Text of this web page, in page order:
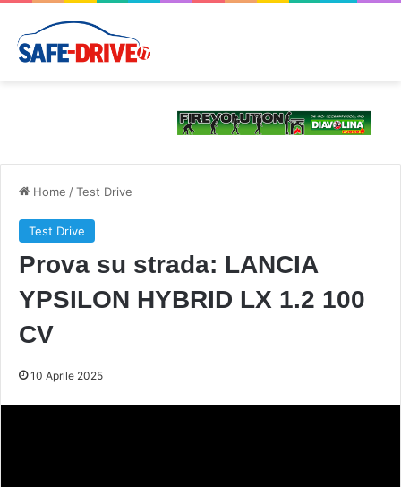
Home /Test Drive
Test Drive
Prova su strada: LANCIA
YPSILON HYBRID LX 1.2 100
CV
10 Aprile 2025